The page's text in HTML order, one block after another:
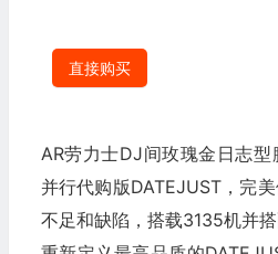
直接购买
AR劳力士DJ间玫瑰金日志型
并行代购版DATEJUST，完
不足和缺陷，搭载3135机并